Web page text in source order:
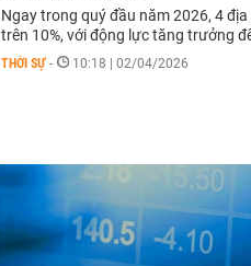
Ngay trong quý đầu năm 2026, 4
trên 10%, với động lực tăng trưởng
THỜI SỰ - 10:18 | 02/04/2026